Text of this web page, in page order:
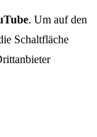
. Um auf den
Schaltfläche